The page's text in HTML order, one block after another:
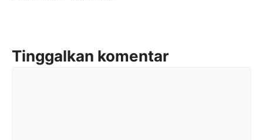
Tinggalkan komentar